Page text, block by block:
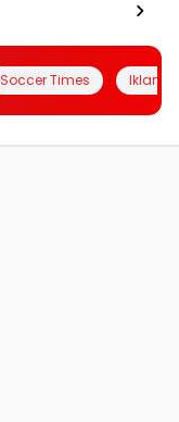
Soccer Times Iklanin